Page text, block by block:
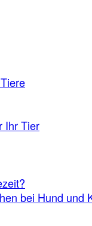
Ihr Tier
bei Hund und